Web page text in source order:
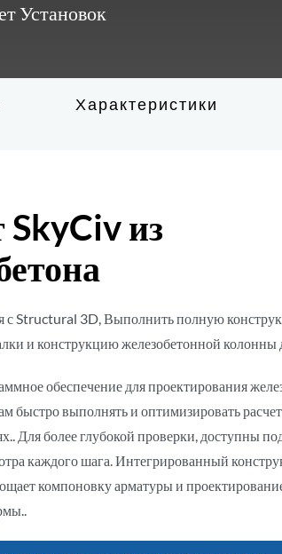
Установок
Характеристики
из
с Structural 3D, Выполнить полную
и конструкцию железобетонной колонны
обеспечение для проектирования
быстро выполнять и оптимизировать
Для более глубокой проверки, доступны
каждого шага. Интегрированный
компоновку арматуры и